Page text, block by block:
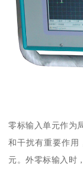
零标输入单元作为
和干扰有重要作用
元。外零标输入时